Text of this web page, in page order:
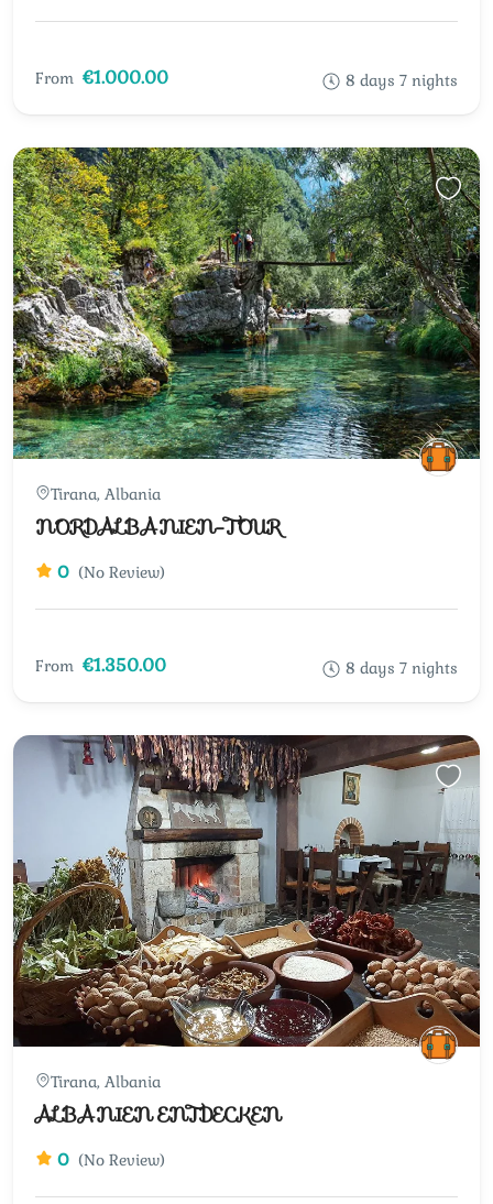
From €1.000.00 8 days 7 nights
Tirana, Albania
NORDALBANIEN-TOUR
0 (No Review)
From €1.350.00 8 days 7 nights
Tirana, Albania
ALBANIEN ENTDECKEN
0 (No Review)